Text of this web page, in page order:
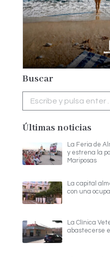
Buscar
Últimas noticias
La Feria de
y estrena la
Mariposas
La capital
con una
La Clínica
abastecerse